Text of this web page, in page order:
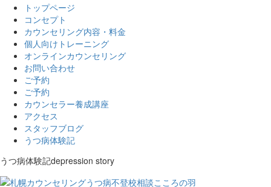
トップページ
コンセプト
カウンセリング内容・料金
個人向けトレーニング
オンラインカウンセリング
お問い合わせ
ご予約
ご予約
カウンセラー養成講座
アクセス
スタッフブログ
うつ病体験記
うつ病体験記depression story